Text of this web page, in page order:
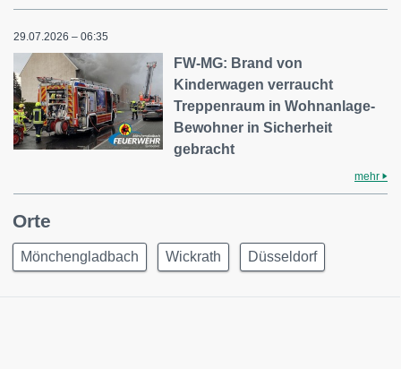
29.07.2026 – 06:35
FW-MG: Brand von
Kinderwagen verraucht
Treppenraum in Wohnanlage-
Bewohner in Sicherheit
gebracht
mehr
Orte
Mönchengladbach Wickrath Düsseldorf